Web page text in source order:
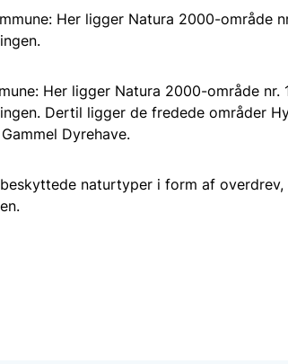
Her ligger Natura 2000-område
Her ligger Natura 2000-område
Dertil ligger de fredede områder
Dyrehave.
naturtyper i form af